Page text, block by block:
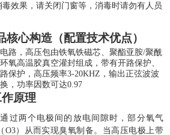
毒效果，请关闭门窗等，消毒时请勿有人员
核心构造（配置技术优点）
路，高压包由铁氧铁磁芯、聚酯亚胺/聚酰
氧高温胶真空灌封组成，带有开路保护、
保护，高压频率3-20KHZ，输出正弦波波
，功率 因数可达0.97
原理
过两个电极间的放电间隙时，部分氧气
O3）从而实现臭氧制备。当高压电极上带